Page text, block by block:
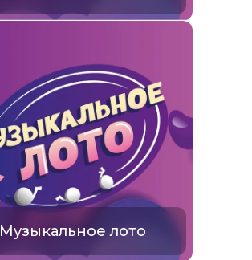
Музыкальное лото